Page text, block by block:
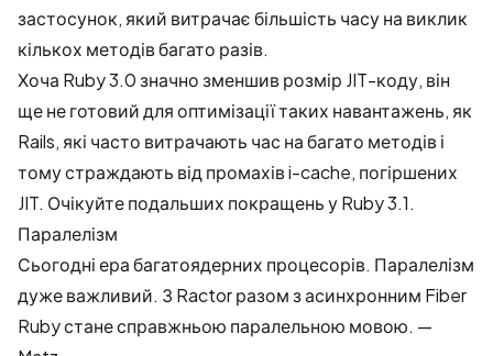
застосунок, який витрачає більшість часу на виклик
кількох методів багато разів.
Хоча Ruby 3.0значно зменшив розмір JIT-коду, він
ще не готовий для оптимізації таких навантажень, як
Rails, які часто витрачають час на багато методів і
тому страждають від промахів i-cache, погіршених
JIT. Очікуйте подальших покращень у Ruby 3.1.
Паралелізм
Сьогодні ера багатоядерних процесорів. Паралелізм
дуже важливий. З Ractor разом з асинхронним Fiber
Ruby стане справжньою паралельною мовою. —